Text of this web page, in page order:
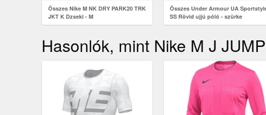
Összes Nike M NK DRY PARK20 TRK
JKT K Dzseki - M
Összes Under Armour UA
SS Rövid ujjú póló - szürke
Hasonlók, mint Nike M J